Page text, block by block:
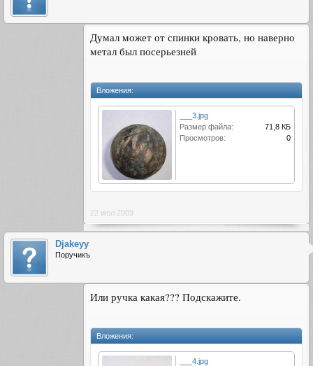
Думал может от спинки кровать, но наверно
метал был посерьезней
Вложения:
___3.jpg
Размер файла:
71,8 КБ
Просмотров:
0
22 июл 2009
Djakeyy
Поручикъ
Или ручка какая??? Подскажите.
Вложения:
___4.jpg